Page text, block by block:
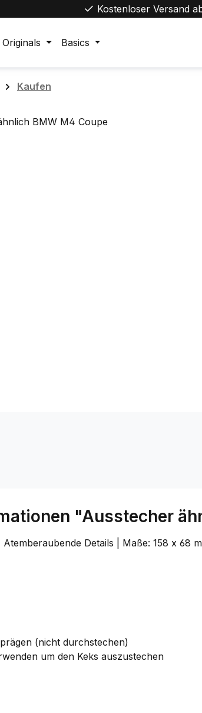
Kostenloser Versand
Originals Basics
Kaufen
"Ausstecher
Details | Maße: 158 x 68
(nicht durchstechen)
um den Keks auszustechen